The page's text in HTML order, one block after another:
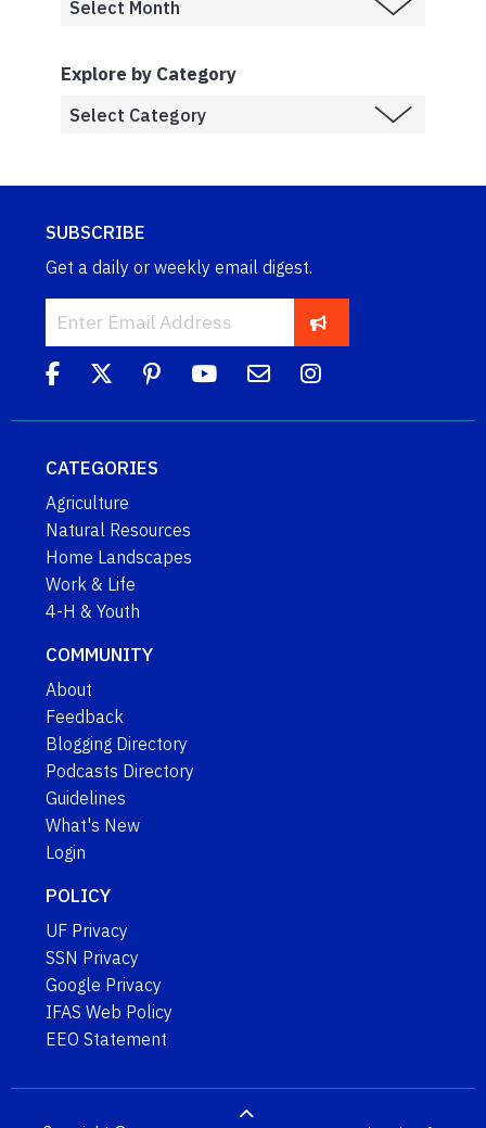
Explore by Category
SUBSCRIBE
Get a daily or weekly email digest.
CATEGORIES
Agriculture
Natural Resources
Home Landscapes
Work & Life
4-H & Youth
COMMUNITY
About
Feedback
Blogging Directory
Podcasts Directory
Guidelines
What's New
Login
POLICY
UF Privacy
SSN Privacy
Google Privacy
IFAS Web Policy
EEO Statement